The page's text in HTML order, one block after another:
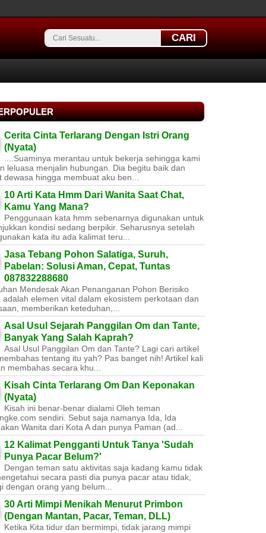
CARI
Cerita Cinta Terlarang Dengan Istri Orang
(Nyata)
....Suaminya merantau untuk bekerja sehingga kami
leluasa menjalin hubungan. Dia begitu baik dan
dewasa hingga membuat aku ben...
10 Arti Kata Hmm Dari Wanita Saat Chat,
Kamu Yang Mana?
Penggunaan kata hmm sebenarnya digunakan untuk
kondisi sedang berpikir. Seharusnya setelah
kata itu ada kalimat teru...
Jasa Tebang Pohon Salatiga, Suruh,
Pabelan: Solusi Aman, Cepat, Tuntas
087832288680
Mendesak Akan Penanganan Pohon Berisiko
adalah elemen vital dalam ekosistem perkotaan dan
memberikan keteduhan,...
Asal Usul Sejarah Panggilan Om dan Tante,
Banyak Yang Salah Kaprah?
Asal Usul Panggilan Om dan Tante? Lagi cari artikel
tentang itu yah? Pas banget nih! Artikel kali
membahas secara khu...
Kisah Cinta Terlarang Om Dan Keponakan
(Nyata)
Kisah ini benar-benar dialami Oleh teman
sendiri. Sebut saja namanya Ida, Ida
Wanita dari Kota A dan punya Paman (ad...
12 Kalimat Pengganti Untuk Tanya 'Sudah
Punya Pacar Belum?'
Dengan teman satu aktivitas saja kadang kamu tidak
secara pasti dia punya pacar atau tidak,
dengan orang yang belum...
30 Arti Mimpi Menikah Menurut Primbon
(Dengan Mantan, Pacar, Teman, DLL)
Ketika Kita tidur dan bermimpi, tidak jarang mimpi